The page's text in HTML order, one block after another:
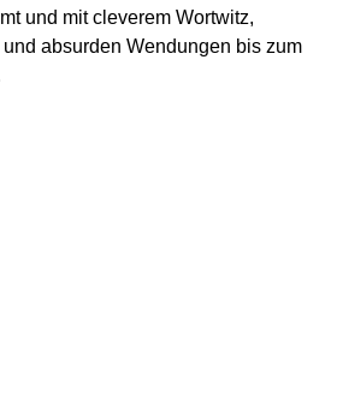
und mit cleverem Wortwitz,
absurden Wendungen bis zum